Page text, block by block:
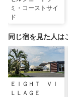
ミ・コーストサイ
ド
同じ宿を見た人は
ＥＩＧＨＴ ＶＩ
ＬＬＡＧＥ